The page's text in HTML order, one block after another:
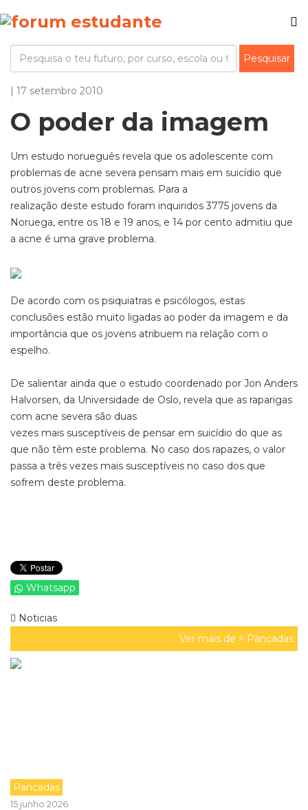
| 17 setembro 2010
O poder da imagem
Um estudo norueguês revela que os adolescente com
problemas de acne severa pensam mais em suicídio que
outros jovens com problemas. Para a
realização deste estudo foram inquiridos 3775 jovens da
Noruega, entre os 18 e 19 anos, e 14 por cento admitiu que
a acne é uma grave problema.
De acordo com os psiquiatras e psicólogos, estas
conclusões estão muito ligadas ao poder da imagem e da
importância que os jovens atribuem na relação com o
espelho.
De salientar ainda que o estudo coordenado por Jon Anders
Halvorsen, da Universidade de Oslo, revela que as raparigas
com acne severa são duas
vezes mais susceptíveis de pensar em suicídio do que as
que não têm este problema. No caso dos rapazes, o valor
passa a três vezes mais susceptíveis no caso dos que
sofrem deste problema.
Whatsapp
Noticias
Ver mais de > Pancadas
Pancadas
15 junho 2026